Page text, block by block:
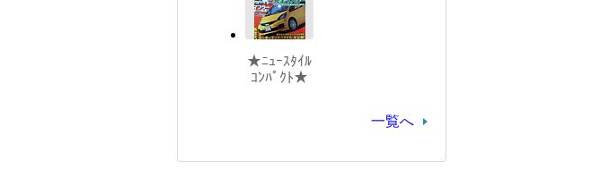
★ﾆｭｰｽﾀｲﾙ
ｺﾝﾊﾟｸﾄ★
一覧へ